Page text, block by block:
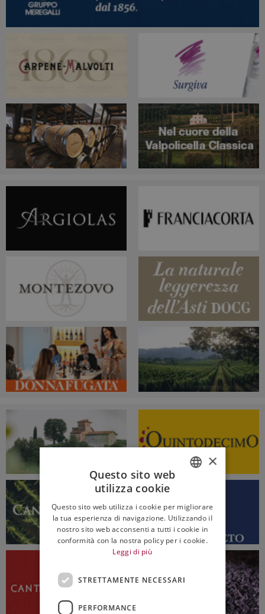
ENGLISH
×
Questo sito web
utilizza cookie
Questo sito web utilizza i cookie per migliorare
la tua esperienza di navigazione. Utilizzando il
nostro sito web acconsenti a tutti i cookie in
conformità con la nostra policy per i cookie.
Leggi di più
STRETTAMENTE NECESSARI
PERFORMANCE